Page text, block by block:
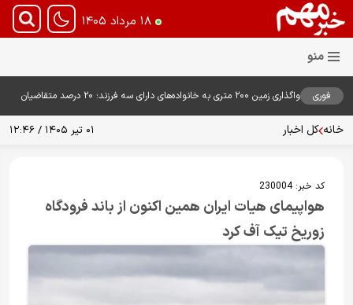
۱۸ مرداد ۱۴۰۵
فوری
واگذاری زمین ۲۰۰ متری به خانواده‌های دارای سه فرزند؛ ۲۰ درصد متقاضیان
خانه کل اخبار ۰۱ تیر ۱۴۰۵ / ۱۲:۴۶
کد خبر:230004
هواپیمای هیات ایران همین اکنون از باند فرودگاه
زوریخ تیک آف کرد